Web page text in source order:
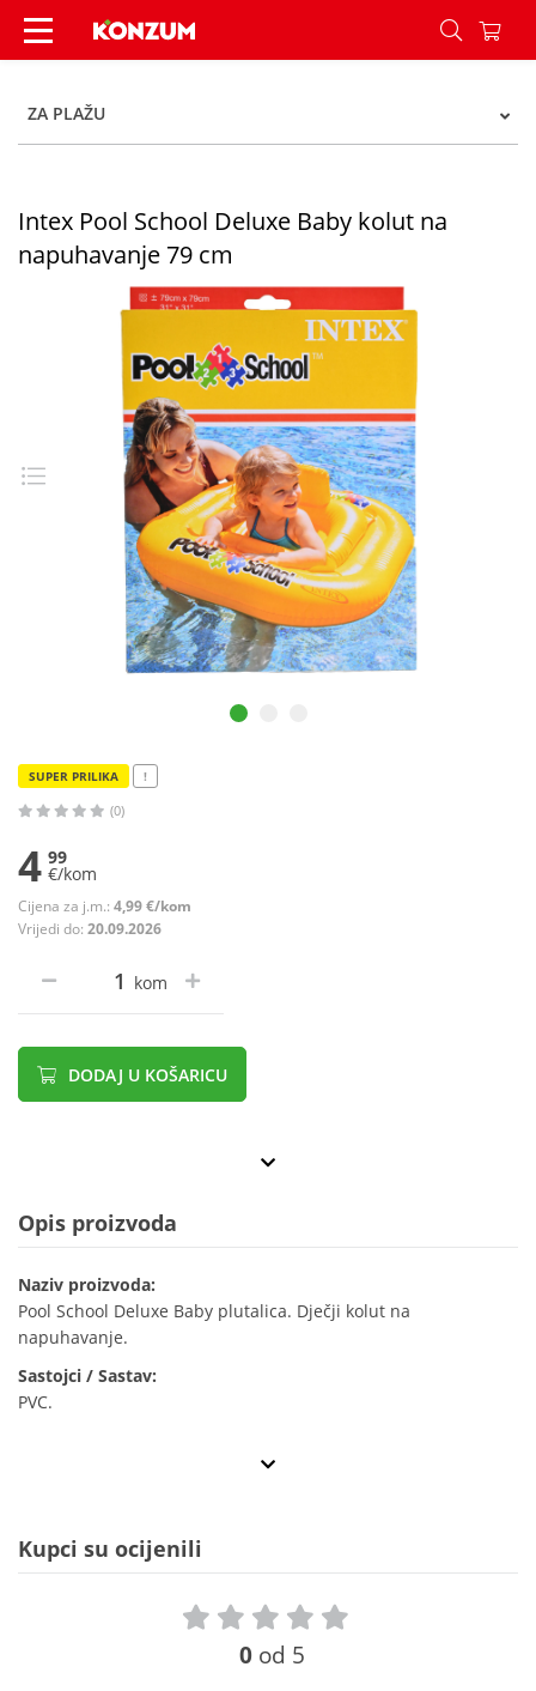
Intex Pool School Deluxe Baby kolut na
ZA PLAŽU
Intex Pool School Deluxe Baby kolut na
napuhavanje 79 cm
SUPER PRILIKA !
(0)
4 99
€/kom
Cijena za j.m.: 4,99 €/kom
Vrijedi do: 20.09.2026
kom
DODAJ U KOŠARICU
Opis proizvoda
Naziv proizvoda:
Pool School Deluxe Baby plutalica. Dječji kolut na
napuhavanje.
Sastojci / Sastav:
PVC.
Kupci su ocijenili
0 od 5